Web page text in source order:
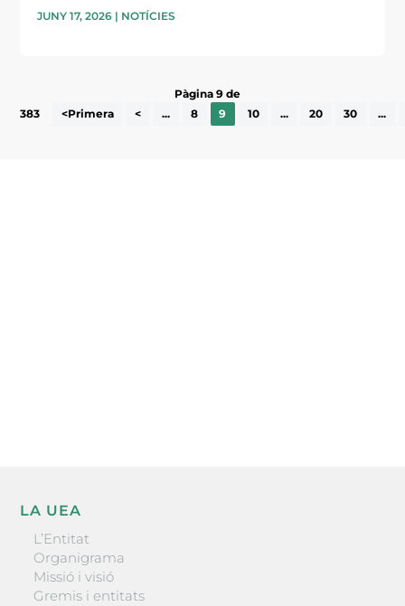
JUNY 17, 2026 | NOTÍCIES
Pàgina 9 de
383
<Primera < ... 8 9 10 ... 20 30 ...
LA UEA
L’Entitat
Organigrama
Missió i visió
Gremis i entitats